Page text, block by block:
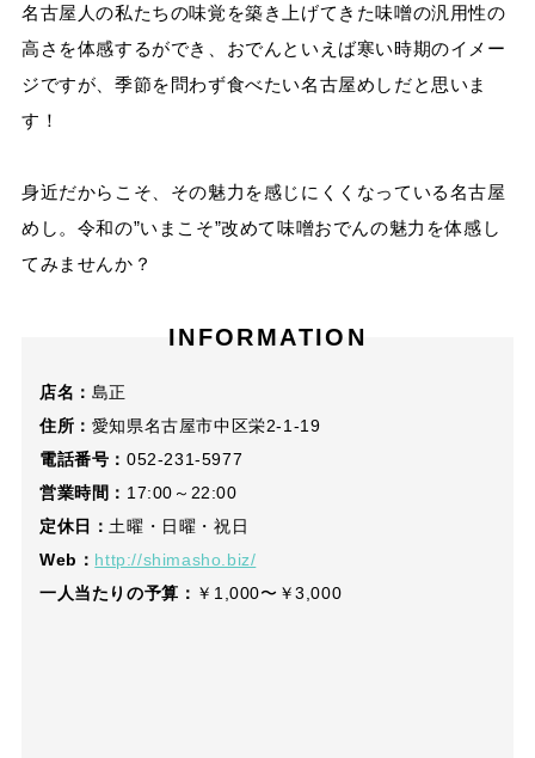
名古屋人の私たちの味覚を築き上げてきた味噌の汎用性の
高さを体感するができ、おでんといえば寒い時期のイメー
ジですが、季節を問わず食べたい名古屋めしだと思いま
す！
身近だからこそ、その魅力を感じにくくなっている名古屋
めし。令和の”いまこそ”改めて味噌おでんの魅力を体感し
てみませんか？
INFORMATION
店名： 島正
住所： 愛知県名古屋市中区栄2-1-19
電話番号： 052-231-5977
営業時間： 17:00～22:00
定休日： 土曜・日曜・祝日
Web： http://shimasho.biz/
一人当たりの予算： ￥1,000〜￥3,000